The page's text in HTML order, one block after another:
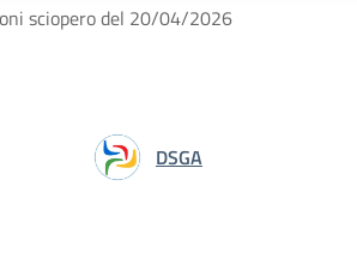
sciopero del 20/04/2026
DSGA